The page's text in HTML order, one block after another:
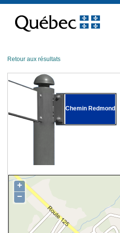
contenu
Retour aux résultats
Chemin Redmond
+
−